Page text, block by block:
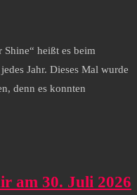
heißt es beim
Jahr. Dieses Mal wurde
denn es konnten
am 30. Juli 2026